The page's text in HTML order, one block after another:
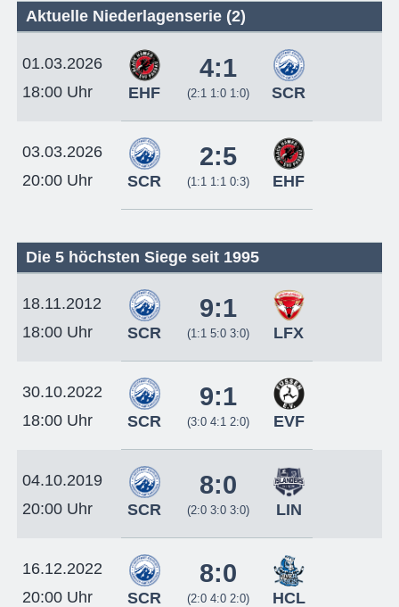
Aktuelle Niederlagenserie (2)
01.03.2026
18:00 Uhr
EHF
4:1
(2:1 1:0 1:0) SCR
03.03.2026
20:00 Uhr
SCR
2:5
(1:1 1:1 0:3) EHF
Die 5 höchsten Siege seit 1995
18.11.2012
18:00 Uhr
SCR
9:1
(1:1 5:0 3:0) LFX
30.10.2022
18:00 Uhr
SCR
9:1
(3:0 4:1 2:0) EVF
04.10.2019
20:00 Uhr
SCR
8:0
(2:0 3:0 3:0) LIN
16.12.2022
20:00 Uhr
SCR
8:0
(2:0 4:0 2:0) HCL